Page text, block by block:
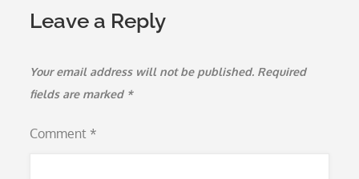
Leave a Reply
Your email address will not be published. Required
fields are marked *
Comment *